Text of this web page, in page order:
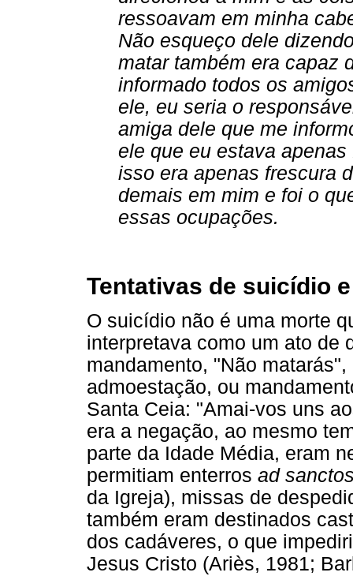
ressoavam em minha
Não esqueço dele
matar também era capaz
informado todos os
ele, eu seria o
amiga dele que me
ele que eu estava
isso era apenas frescura
demais em mim e foi o
essas ocupações.
Tentativas de suicídio
O suicídio não é uma morte
interpretava como um ato de
mandamento, "Não
admoestação, ou
Santa Ceia: "Amai-vos uns
era a negação, ao mesmo
parte da Idade Média, eram
permitiam enterros ad
da Igreja), missas de
também eram destinados
dos cadáveres, o que
Jesus Cristo (Ariès, 1981;